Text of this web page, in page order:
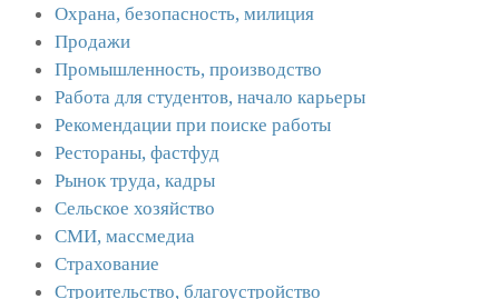
Охрана, безопасность, милиция
Продажи
Промышленность, производство
Работа для студентов, начало карьеры
Рекомендации при поиске работы
Рестораны, фастфуд
Рынок труда, кадры
Сельское хозяйство
СМИ, массмедиа
Страхование
Строительство, благоустройство